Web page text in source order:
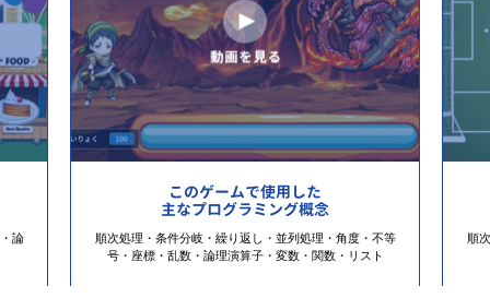
論
このゲームで使用した
主なプログラミング概念
順次処理・条件分岐・繰り返し・並列処理・角度・不等
号・座標・乱数・論理演算子・変数・関数・リスト
順